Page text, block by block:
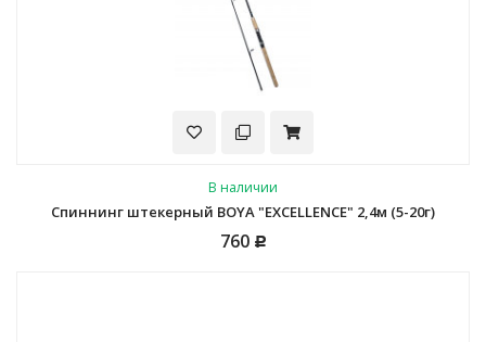
В наличии
Спиннинг штекерный BOYA "EXCELLENCE" 2,4м (5-20г)
760 Р